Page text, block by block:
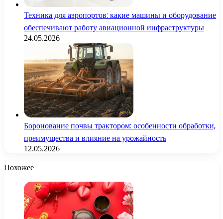
Техника для аэропортов: какие машины и оборудование
обеспечивают работу авиационной инфраструктуры
24.05.2026
Боронование почвы трактором: особенности обработки,
преимущества и влияние на урожайность
12.05.2026
Похожее